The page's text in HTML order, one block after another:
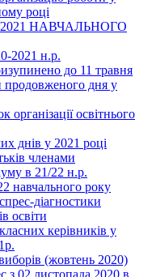
році
НАВЧАЛЬНОГО
2021 н.р.
до 11 травня
дня у
освітнього
днів у 2021 році
членами
в 21/22 н.р.
навчального року
діагностики
освіти
керівників у
(жовтень 2020)